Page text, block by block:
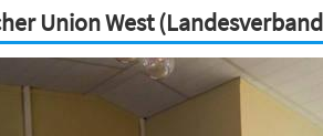
Union West